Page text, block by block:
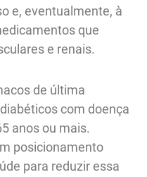
e, eventualmente, à
que
e renais.
de última
com doença
anos ou mais.
posicionamento
para reduzir essa